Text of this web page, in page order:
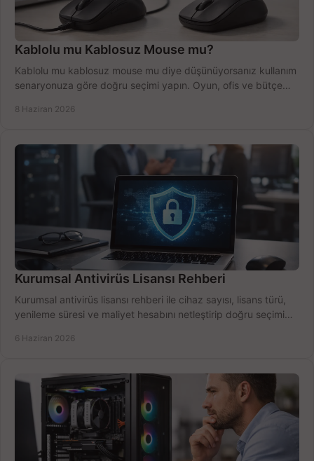
Kablolu mu Kablosuz Mouse mu?
Kablolu mu kablosuz mouse mu diye düşünüyorsanız kullanım
senaryonuza göre doğru seçimi yapın. Oyun, ofis ve bütçe
8 Haziran 2026
Kurumsal Antivirüs Lisansı Rehberi
Kurumsal antivirüs lisansı rehberi ile cihaz sayısı, lisans türü,
yenileme süresi ve maliyet hesabını netleştirip doğru seçimi
6 Haziran 2026